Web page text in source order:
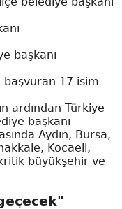
başkanı
başvuran 17 isim
ardından Türkiye
başkanı
Aydın, Bursa,
Kocaeli,
büyükşehir ve